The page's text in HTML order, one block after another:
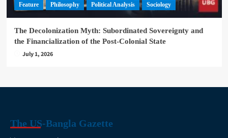
Feature Philosophy Political Analysis Sociology
The Decolonization Myth: Subordinated Sovereignty and
the Financialization of the Post-Colonial State
July 1, 2026
The US-Bangla Gazette